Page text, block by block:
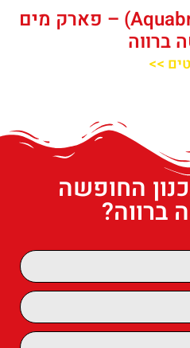
אקווהבראבה (Aquabrava) – פארק מים
ברווה
>>
החופשה
ברווה?